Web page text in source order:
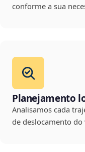
conforme a sua
Planejamento
Analisamos cada
de deslocamento do